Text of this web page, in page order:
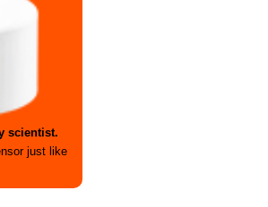
scientist.
just like